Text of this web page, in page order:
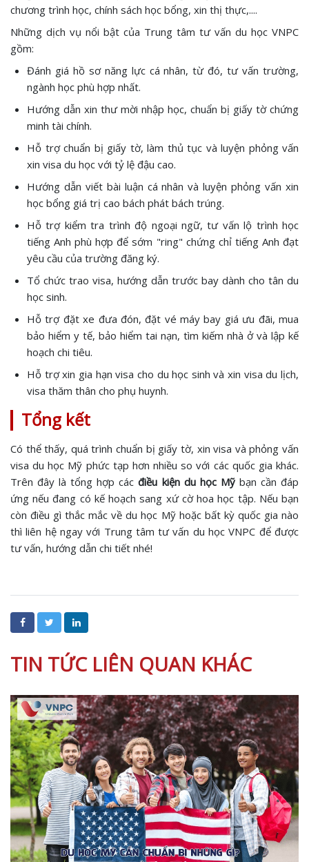
chương trình học, chính sách học bổng, xin thị thực,....
Những dịch vụ nổi bật của Trung tâm tư vấn du học VNPC
gồm:
Đánh giá hồ sơ năng lực cá nhân, từ đó, tư vấn trường,
ngành học phù hợp nhất.
Hướng dẫn xin thư mời nhập học, chuẩn bị giấy tờ chứng
minh tài chính.
Hỗ trợ chuẩn bị giấy tờ, làm thủ tục và luyện phỏng vấn
xin visa du học với tỷ lệ đậu cao.
Hướng dẫn viết bài luận cá nhân và luyện phỏng vấn xin
học bổng giá trị cao bách phát bách trúng.
Hỗ trợ kiểm tra trình độ ngoại ngữ, tư vấn lộ trình học
tiếng Anh phù hợp để sớm "ring" chứng chỉ tiếng Anh đạt
yêu cầu của trường đăng ký.
Tổ chức trao visa, hướng dẫn trước bay dành cho tân du
học sinh.
Hỗ trợ đặt xe đưa đón, đặt vé máy bay giá ưu đãi, mua
bảo hiểm y tế, bảo hiểm tai nạn, tìm kiếm nhà ở và lập kế
hoạch chi tiêu.
Hỗ trợ xin gia hạn visa cho du học sinh và xin visa du lịch,
visa thăm thân cho phụ huynh.
Tổng kết
Có thể thấy, quá trình chuẩn bị giấy tờ, xin visa và phỏng vấn
visa du học Mỹ phức tạp hơn nhiều so với các quốc gia khác.
Trên đây là tổng hợp các điều kiện du học Mỹ bạn cần đáp
ứng nếu đang có kế hoạch sang xứ cờ hoa học tập. Nếu bạn
còn điều gì thắc mắc về du học Mỹ hoặc bất kỳ quốc gia nào
thì liên hệ ngay với Trung tâm tư vấn du học VNPC để được
tư vấn, hướng dẫn chi tiết nhé!
TIN TỨC LIÊN QUAN KHÁC